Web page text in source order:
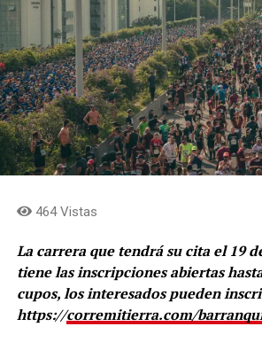
464 Vistas
La carrera que tendrá su cita el 19
tiene las inscripciones abiertas
cupos, los interesados pueden
https://corremitierra.com/